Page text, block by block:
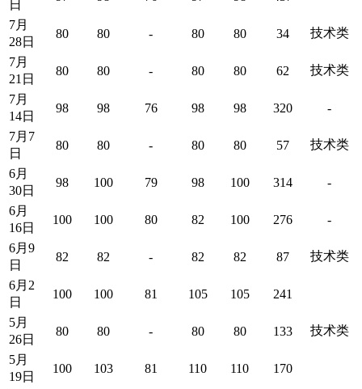
日
7月
28日
80 80 - 80 80 34 技术类
7月
21日
80 80 - 80 80 62 技术类
7月
14日
98 98 76 98 98 320 -
7月7
日
80 80 - 80 80 57 技术类
6月
30日
98 100 79 98 100 314 -
6月
16日
100 100 80 82 100 276 -
6月9
日
82 82 - 82 82 87 技术类
6月2
日
100 100 81 105 105 241
5月
26日
80 80 - 80 80 133 技术类
5月
19日
100 103 81 110 110 170